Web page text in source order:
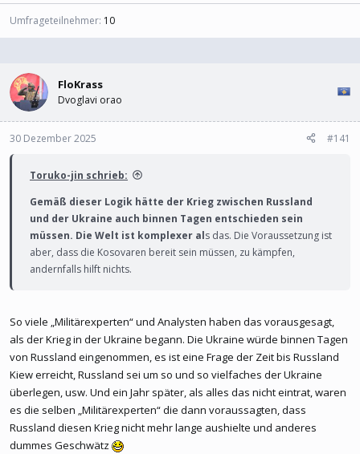
Umfrageteilnehmer 10
FloKrass
Dvoglavi orao
30 Dezember 2025 #141
Toruko-jin schrieb:
Gemäß dieser Logik hätte der Krieg zwischen Russland
und der Ukraine auch binnen Tagen entschieden sein
müssen. Die Welt ist komplexer als das. Die Voraussetzung ist
aber, dass die Kosovaren bereit sein müssen, zu kämpfen,
andernfalls hilft nichts.
So viele „Militärexperten“ und Analysten haben das vorausgesagt,
als der Krieg in der Ukraine begann. Die Ukraine würde binnen Tagen
von Russland eingenommen, es ist eine Frage der Zeit bis Russland
Kiew erreicht, Russland sei um so und so vielfaches der Ukraine
überlegen, usw. Und ein Jahr später, als alles das nicht eintrat, waren
es die selben „Militärexperten“ die dann voraussagten, dass
Russland diesen Krieg nicht mehr lange aushielte und anderes
dummes Geschwätz